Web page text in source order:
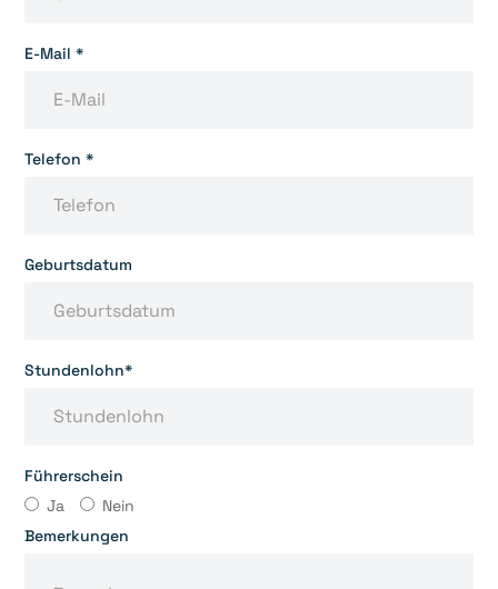
E-Mail *
Telefon *
Geburtsdatum
Stundenlohn*
Führerschein
Ja
Nein
Bemerkungen